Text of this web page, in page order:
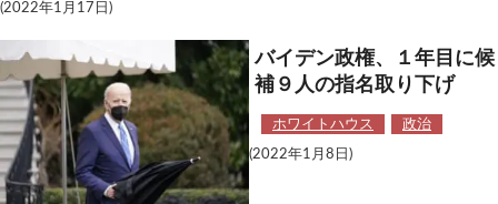
(2022年1月17日)
バイデン政権、１年目に候
補９人の指名取り下げ
ホワイトハウス 政治
(2022年1月8日)